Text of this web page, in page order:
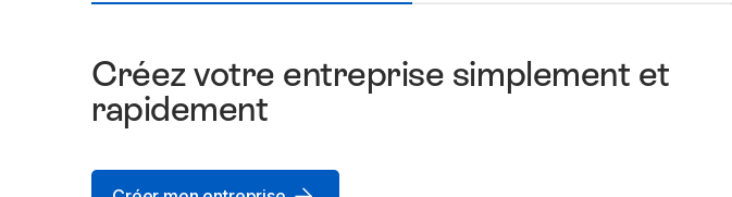
Créez votre entreprise simplement et
rapidement